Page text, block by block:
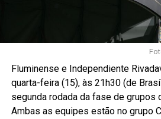
Fluminense e Independiente
quarta-feira (15), às 21h30 (de
segunda rodada da fase de grupos
Ambas as equipes estão no grupo